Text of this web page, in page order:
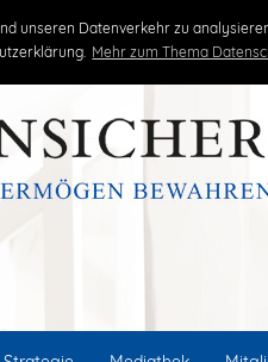
unseren Datenverkehr zu
Mehr zum Thema
kritisch